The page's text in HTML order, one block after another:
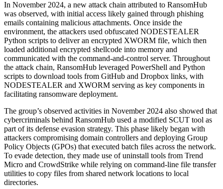
In November 2024, a new attack chain attributed to RansomHub
was observed, with initial access likely gained through phishing
emails containing malicious attachments. Once inside the
environment, the attackers used obfuscated NODESTEALER
Python scripts to deliver an encrypted XWORM file, which then
loaded additional encrypted shellcode into memory and
communicated with the command-and-control server. Throughout
the attack chain, RansomHub leveraged PowerShell and Python
scripts to download tools from GitHub and Dropbox links, with
NODESTEALER and XWORM serving as key components in
facilitating ransomware deployment.
The group’s observed activities in November 2024 also showed that
cybercriminals behind RansomHub used a modified SCUT tool as
part of its defense evasion strategy. This phase likely began with
attackers compromising domain controllers and deploying Group
Policy Objects (GPOs) that executed batch files across the network.
To evade detection, they made use of uninstall tools from Trend
Micro and CrowdStrike while relying on command-line file transfer
utilities to copy files from shared network locations to local
directories.